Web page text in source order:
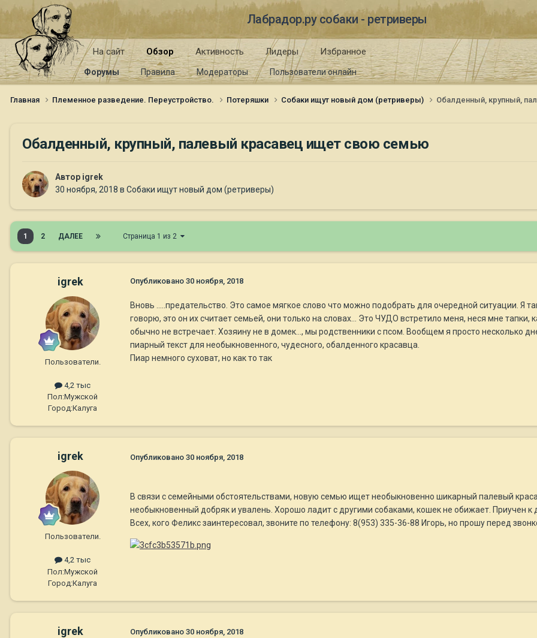
Лабрадор.ру собаки - ретриверы
На сайт Обзор
Форумы Правила Модераторы Пользователи онлайн
Активность Лидеры Избранное
Главная Племенное разведение. Переустройство. Потеряшки Собаки ищут новый дом (ретриверы) Обалденный, крупный,
Обалденный, крупный, палевый красавец ищет свою семью
Автор igrek
30 ноября, 2018 в Собаки ищут новый дом (ретриверы)
1 2 ДАЛЕЕ Страница 1 из 2
igrek
Пользователи.
4,2 тыс
Пол:Мужской
Город:Калуга
Опубликовано 30 ноября, 2018
Вновь .....предательство. Это самое мягкое слово что можно подобрать для очередной ситуации. Я
говорю, это он их считает семьей, они только на словах... Это ЧУДО встретило меня, неся мне тапки,
обычно не встречает. Хозяину не в домек..., мы родственники с псом. Вообщем я просто несколько
пиарный текст для необыкновенного, чудесного, обалденного красавца.
Пиар немного суховат, но как то так
igrek
Пользователи.
4,2 тыс
Пол:Мужской
Город:Калуга
Опубликовано 30 ноября, 2018
В связи с семейными обстоятельствами, новую семью ищет необыкновенно шикарный палевый
необыкновенный добряк и увалень. Хорошо ладит с другими собаками, кошек не обижает. Приучен к
Всех, кого Феликс заинтересовал, звоните по телефону: 8(953) 335-36-88 Игорь, но прошу перед
igrek Опубликовано 30 ноября, 2018